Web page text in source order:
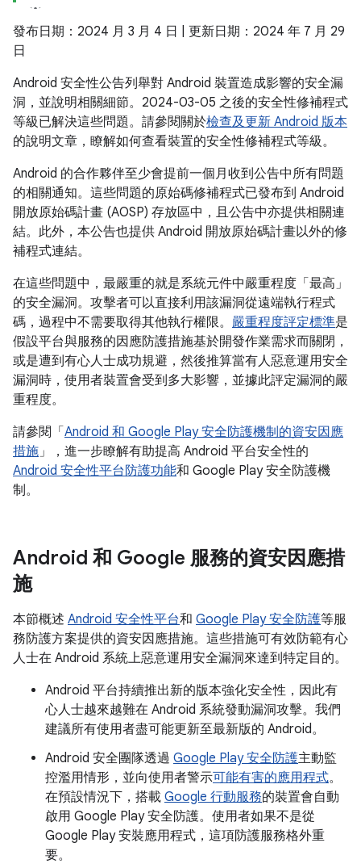
發布日期：2024 月 3 月 4 日 | 更新日期：2024 年 7 月 29
日
Android 安全性公告列舉對 Android 裝置造成影響的安全漏
洞，並說明相關細節。2024-03-05 之後的安全性修補程式
等級已解決這些問題。請參閱關於檢查及更新 Android 版本
的說明文章，瞭解如何查看裝置的安全性修補程式等級。
Android 的合作夥伴至少會提前一個月收到公告中所有問題
的相關通知。這些問題的原始碼修補程式已發布到 Android
開放原始碼計畫 (AOSP) 存放區中，且公告中亦提供相關連
結。此外，本公告也提供 Android 開放原始碼計畫以外的修
補程式連結。
在這些問題中，最嚴重的就是系統元件中嚴重程度「最高」
的安全漏洞。攻擊者可以直接利用該漏洞從遠端執行程式
碼，過程中不需要取得其他執行權限。 嚴重程度評定標準是
假設平台與服務的因應防護措施基於開發作業需求而關閉，
或是遭到有心人士成功規避，然後推算當有人惡意運用安全
漏洞時，使用者裝置會受到多大影響，並據此評定漏洞的嚴
重程度。
請參閱「 Android 和 Google Play 安全防護機制的資安因應
措施」，進一步瞭解有助提高 Android 平台安全性的
Android 安全性平台防護功能和 Google Play 安全防護機
制。
Android 和 Google 服務的資安因應措
施
本節概述 Android 安全性平台和 Google Play 安全防護等服
務防護方案提供的資安因應措施。這些措施可有效防範有心
人士在 Android 系統上惡意運用安全漏洞來達到特定目的。
Android 平台持續推出新的版本強化安全性，因此有
心人士越來越難在 Android 系統發動漏洞攻擊。我們
建議所有使用者盡可能更新至最新版的 Android。
Android 安全團隊透過 Google Play 安全防護主動監
控濫用情形，並向使用者警示可能有害的應用程式。
在預設情況下，搭載 Google 行動服務的裝置會自動
啟用 Google Play 安全防護。使用者如果不是從
Google Play 安裝應用程式，這項防護服務格外重
要。